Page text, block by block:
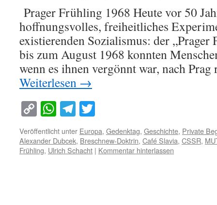
Prager Frühling 1968 Heute vor 50
hoffnungsvolles, freiheitliches
existierenden Sozialismus: der
bis zum August 1968 konnten
wenn es ihnen vergönnt war, nach
Weiterlesen →
Copy
Link
WhatsApp
Telegram
Veröffentlicht unter Europa, Gedenktag, Geschichte, Private
Alexander Dubcek, Breschnew-Doktrin, Café Slavia, CSSR,
Frühling, Ulrich Schacht | Kommentar hinterlassen